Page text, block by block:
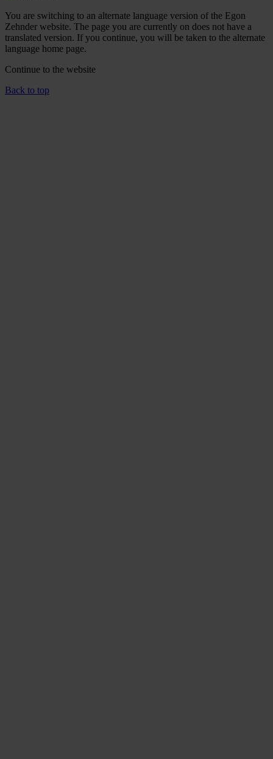
You are switching to an alternate language version of the Egon
Zehnder website. The page you are currently on does not have a
translated version. If you continue, you will be taken to the alternate
language home page.
Continue to the website
Back to top